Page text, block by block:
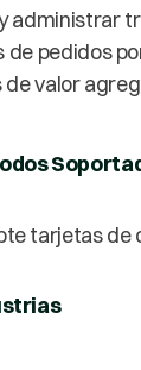
administrar
de pedidos
de valor
tarjetas de